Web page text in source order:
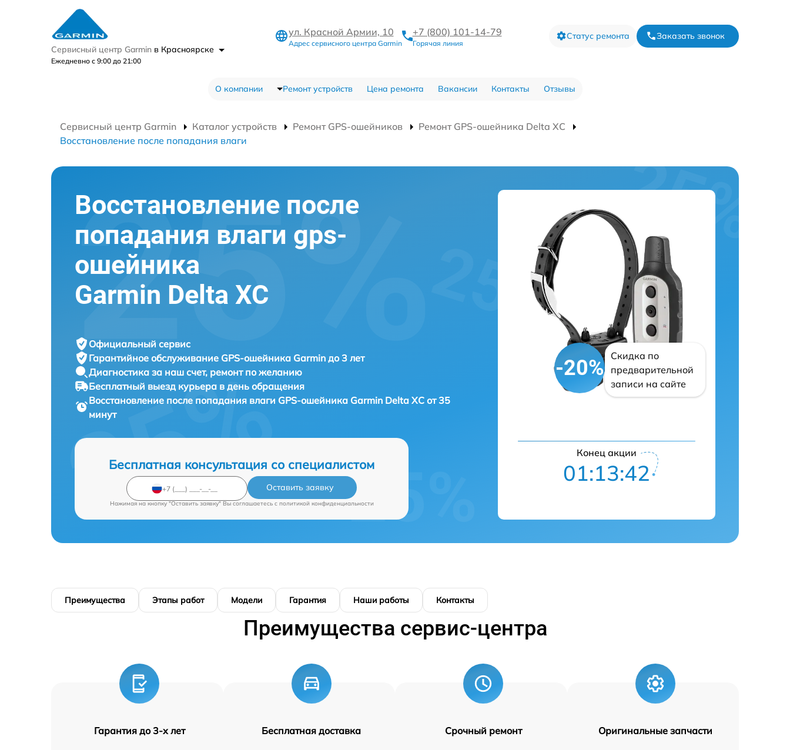
Сервисный центр Garmin в Красноярске
Ежедневно с 9:00 до 21:00
ул. Красной Армии, 10
Адрес сервисного центра Garmin
+7 (800) 101-14-79
Горячая линия
Статус ремонта Заказать звонок
О компании Ремонт устройств Цена ремонта Вакансии Контакты Отзывы
Сервисный центр Garmin Каталог устройств Ремонт GPS-ошейников
Ремонт GPS-ошейника Delta XC
Восстановление после попадания влаги
Восстановление после
попадания влаги gps-
ошейника
Garmin Delta XC
Официальный сервис
Гарантийное обслуживание GPS-ошейника Garmin до 3 лет
Диагностика за наш счет, ремонт по желанию
Бесплатный выезд курьера в день обращения
Восстановление после попадания влаги GPS-ошейника Garmin Delta XC от 35
минут
Бесплатная консультация со специалистом
Оставить заявку
Нажимая на кнопку "Оставить заявку" Вы соглашаетесь c политикой конфиденциальности
-20%
Скидка по
предварительной
записи на сайте
Конец акции
01:13:41
Преимущества Этапы работ Модели Гарантия Наши работы Контакты
Преимущества сервис-центра
Гарантия до 3-х лет Бесплатная доставка Срочный ремонт Оригинальные запчасти